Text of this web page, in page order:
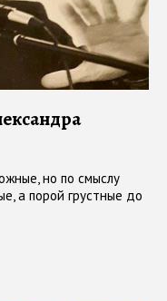
но по смыслу
а порой грустные до